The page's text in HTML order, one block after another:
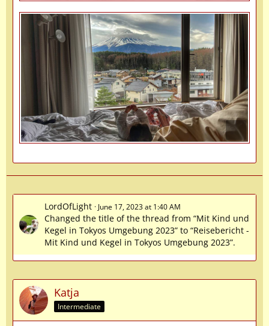
LordOfLight June 17, 2023 at 1:40 AM
Changed the title of the thread from “Mit Kind und
Kegel in Tokyos Umgebung 2023” to “Reisebericht -
Mit Kind und Kegel in Tokyos Umgebung 2023”.
Katja
Intermediate